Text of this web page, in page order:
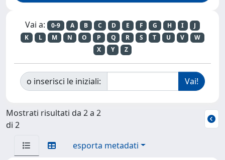
Vai a: 0-9 A B C D E F G H I
J
K
L M N O P Q R S T U V
W
X
Y Z
o inserisci le iniziali:
Mostrati risultati da 2 a 2
di 2
esporta metadati